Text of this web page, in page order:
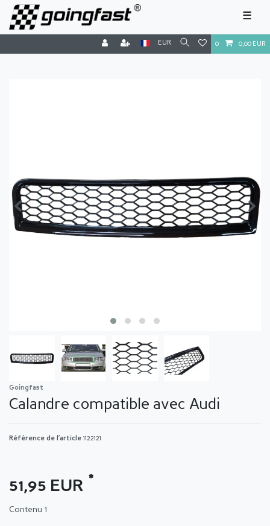
☰
EUR 0 0,00 EUR
Goingfast
Calandre compatible avec Audi
Référence de l’article 1122121
51,95 EUR *
Contenu 1